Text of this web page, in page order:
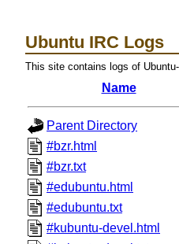
Ubuntu IRC Logs
This site contains logs of
Name
Parent Directory
#bzr.html
#bzr.txt
#edubuntu.html
#edubuntu.txt
#kubuntu-devel.html